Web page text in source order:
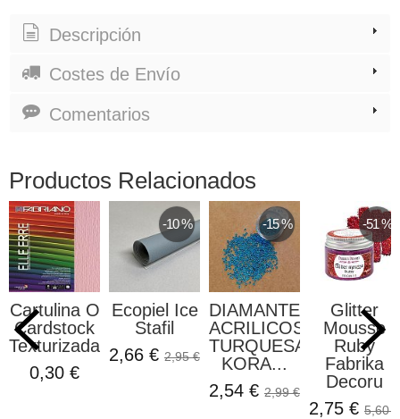
Descripción
Costes de Envío
Comentarios
Productos Relacionados
Cartulina O
Cardstock
Texturizada...
0,30 €
-10 %
Ecopiel Ice
Stafil
2,66 € 2,95 €
-15 %
DIAMANTES
ACRILICOS
TURQUESA
KORA...
2,54 € 2,99 €
-51 %
Glitter
Mousse
Ruby
Fabrika
Decoru
2,75 € 5,60 €